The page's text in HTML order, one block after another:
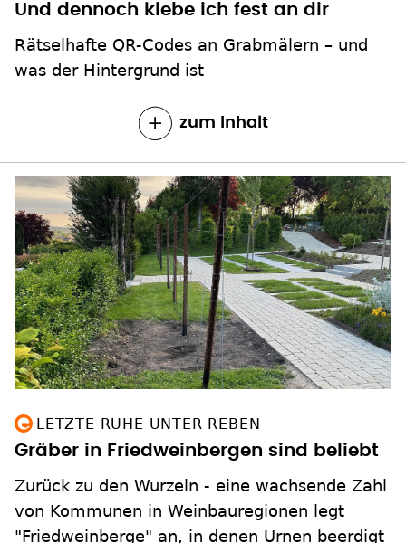
Und dennoch klebe ich fest an dir
Rätselhafte QR-Codes an Grabmälern – und
was der Hintergrund ist
zum Inhalt
LETZTE RUHE UNTER REBEN
Gräber in Friedweinbergen sind beliebt
Zurück zu den Wurzeln - eine wachsende Zahl
von Kommunen in Weinbauregionen legt
"Friedweinberge" an, in denen Urnen beerdigt